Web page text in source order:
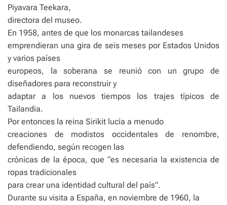
Piyavara Teekara,
directora del museo.
En 1958, antes de que los monarcas tailandeses
emprendieran una gira de seis meses por Estados Unidos
y varios países
europeos, la soberana se reunió con un grupo de
diseñadores para reconstruir y
adaptar a los nuevos tiempos los trajes típicos de
Tailandia.
Por entonces la reina Sirikit lucía a menudo
creaciones de modistos occidentales de renombre,
defendiendo, según recogen las
crónicas de la época, que “es necesaria la existencia de
ropas tradicionales
para crear una identidad cultural del país”.
Durante su visita a España, en noviembre de 1960, la